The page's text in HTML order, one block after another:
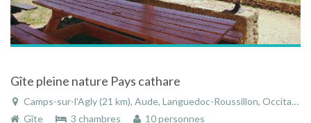
Gîte pleine nature Pays cathare
Camps-sur-l'Agly (21 km), Aude, Languedoc-Roussillon, Occitanie, France
Gîte
3 chambres 10 personnes